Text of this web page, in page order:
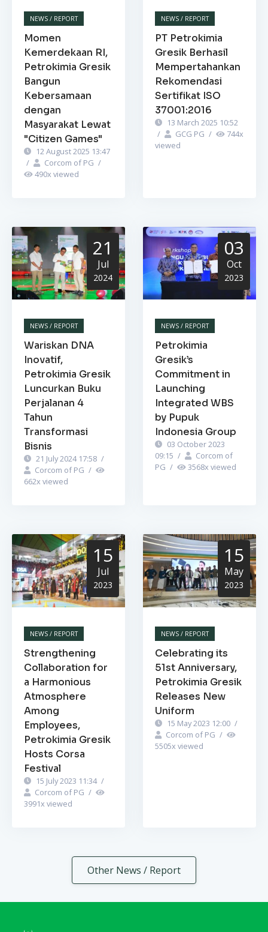
NEWS / REPORT
Momen
Kemerdekaan RI,
Petrokimia Gresik
Bangun
Kebersamaan
dengan
Masyarakat Lewat
"Citizen Games"
12 August 2025 13:47
/
Corcom of PG /
490x viewed
NEWS / REPORT
PT Petrokimia
Gresik Berhasil
Mempertahankan
Rekomendasi
Sertifikat ISO
37001:2016
13 March 2025 10:52
/
GCG PG / 744x
viewed
21
Jul
2024
NEWS / REPORT
Wariskan DNA
Inovatif,
Petrokimia Gresik
Luncurkan Buku
Perjalanan 4
Tahun
Transformasi
Bisnis
21 July 2024 17:58 /
Corcom of PG /
662x viewed
03
Oct
2023
NEWS / REPORT
Petrokimia
Gresik’s
Commitment in
Launching
Integrated WBS
by Pupuk
Indonesia Group
03 October 2023
09:15 /
Corcom of
PG / 3568x viewed
15
Jul
2023
NEWS / REPORT
Strengthening
Collaboration for
a Harmonious
Atmosphere
Among
Employees,
Petrokimia Gresik
Hosts Corsa
Festival
15 July 2023 11:34 /
Corcom of PG /
3991x viewed
15
May
2023
NEWS / REPORT
Celebrating its
51st Anniversary,
Petrokimia Gresik
Releases New
Uniform
15 May 2023 12:00 /
Corcom of PG /
5505x viewed
Other News / Report